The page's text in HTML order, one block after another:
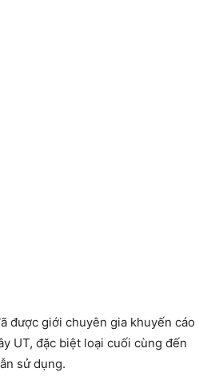
được giới chuyên gia khuyến cáo
UT, đặc biệt loại cuối cùng đến
sử dụng.